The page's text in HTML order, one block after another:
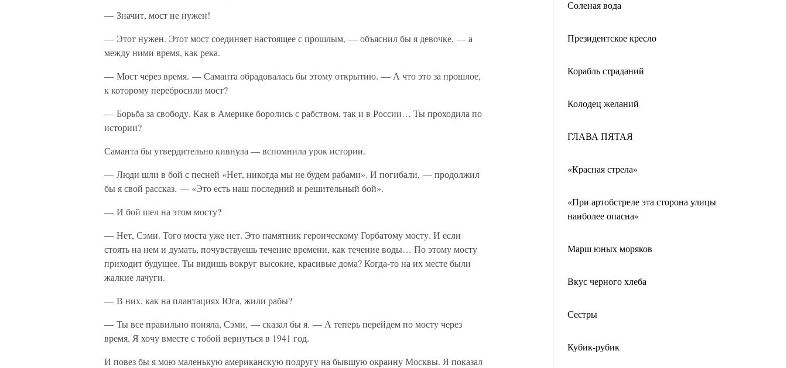
Соленая вода
Президентское кресло
Корабль страданий
Колодец желаний
ГЛАВА ПЯТАЯ
«Красная стрела»
«При артобстреле эта сторона улицы
наиболее опасна»
Марш юных моряков
Вкус черного хлеба
Сестры
Кубик-рубик
— Значит, мост не нужен!
— Этот нужен. Этот мост соединяет настоящее с прошлым, — объяснил бы я девочке, — а
между ними время, как река.
— Мост через время. — Саманта обрадовалась бы этому открытию. — А что это за прошлое,
к которому перебросили мост?
— Борьба за свободу. Как в Америке боролись с рабством, так и в России… Ты проходила по
истории?
Саманта бы утвердительно кивнула — вспомнила урок истории.
— Люди шли в бой с песней «Нет, никогда мы не будем рабами». И погибали, — продолжил
бы я свой рассказ. — «Это есть наш последний и решительный бой».
— И бой шел на этом мосту?
— Нет, Сэми. Того моста уже нет. Это памятник героическому Горбатому мосту. И если
стоять на нем и думать, почувствуешь течение времени, как течение воды… По этому мосту
приходит будущее. Ты видишь вокруг высокие, красивые дома? Когда-то на их месте были
жалкие лачуги.
— В них, как на плантациях Юга, жили рабы?
— Ты все правильно поняла, Сэми, — сказал бы я. — А теперь перейдем по мосту через
время. Я хочу вместе с тобой вернуться в 1941 год.
И повез бы я мою маленькую американскую подругу на бывшую окраину Москвы. Я показал